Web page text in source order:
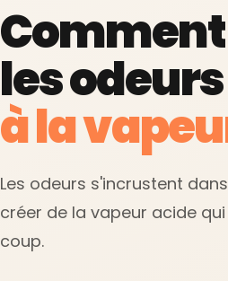
les
à la
Les odeurs s'incrustent
créer de la vapeur acide
coup.